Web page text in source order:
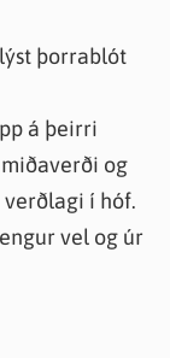
þorrablót
á þeirri
og
í hóf.
vel og úr